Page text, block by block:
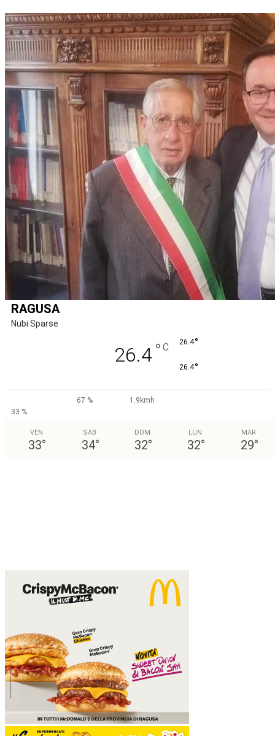
RAGUSA
Nubi Sparse
26.4 ° C 26.4°
26.4°
67 %
1.9kmh
33 %
VEN
33°
SAB
34°
DOM
32°
LUN
32°
MAR
29°